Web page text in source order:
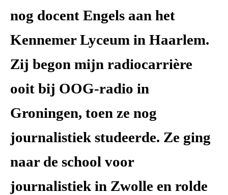
nog docent Engels aan het
Kennemer Lyceum in Haarlem.
Zij begon mijn radiocarrière
ooit bij OOG-radio in
Groningen, toen ze nog
journalistiek studeerde. Ze ging
naar de school voor
journalistiek in Zwolle en rolde